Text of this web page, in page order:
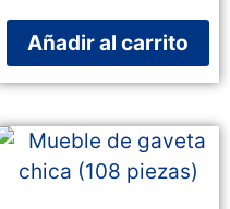
Añadir al carrito